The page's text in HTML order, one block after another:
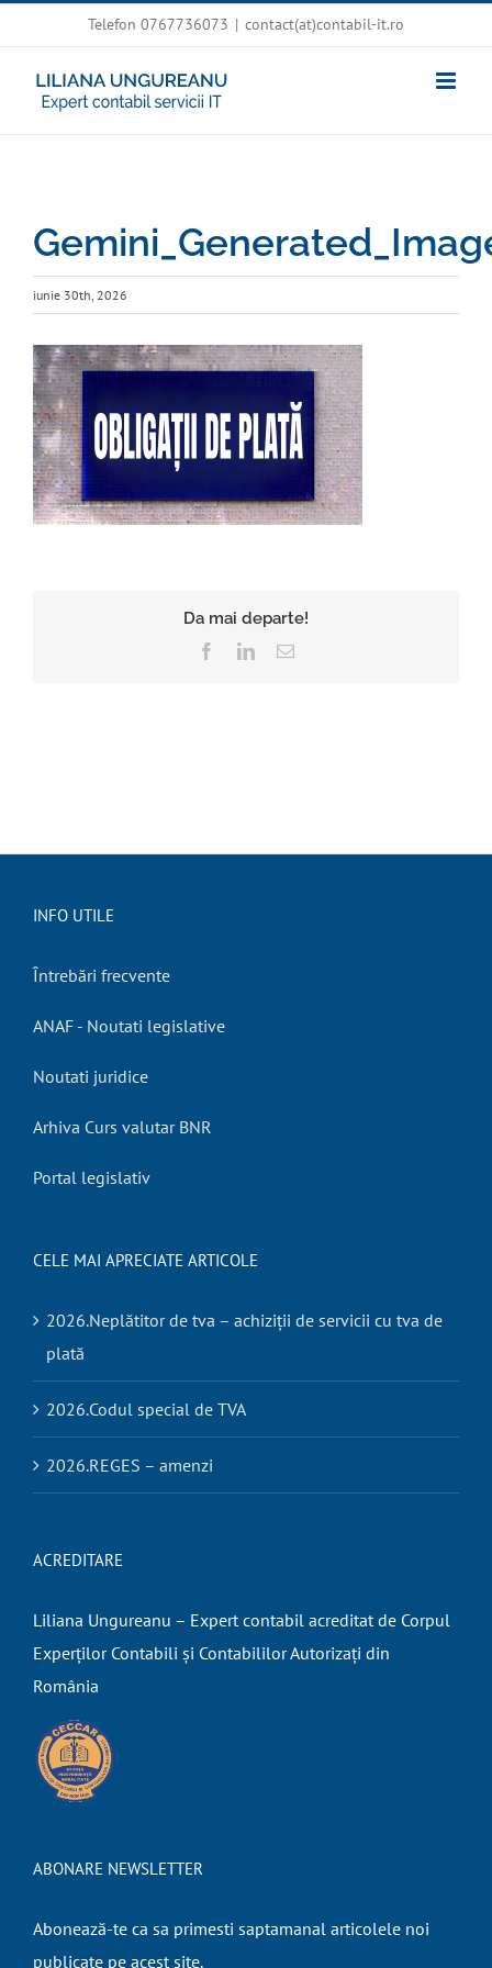
to
content
Telefon 0767736073 | contact(at)contabil-it.ro
iunie 30th, 2026
Da mai departe!
FacebookLinkedIn
E-
INFO UTILE
Întrebări frecvente
ANAF - Noutati legislative
Noutati juridice
Arhiva Curs valutar BNR
Portal legislativ
CELE MAI APRECIATE ARTICOLE
2026.Neplătitor de tva – achiziții de servicii cu tva de
plată
2026.Codul special de TVA
2026.REGES – amenzi
ACREDITARE
Liliana Ungureanu – Expert contabil acreditat de Corpul
Experților Contabili și Contabililor Autorizați din
România
ABONARE NEWSLETTER
Abonează-te ca sa primesti saptamanal articolele noi
publicate pe acest site.